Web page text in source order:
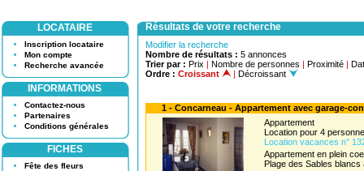
LOCATAIRE
Inscription locataire
Mon compte
Recherche avancée
INFORMATIONS
Contactez-nous
Partenaires
Conditions générales
FICHES
Fête des fleurs
Résultats de votre recherche
Modifier la recherche
Nombre de résultats : 5 annonces
Trier par : Prix | Nombre de personnes | Proximité |
Ordre : Croissant | Décroissant
1 - Concarneau - Appartement avec garage-
Appartement
Location pour 4
Location vacances n°
Appartement en plein
Plage des Sables blancs